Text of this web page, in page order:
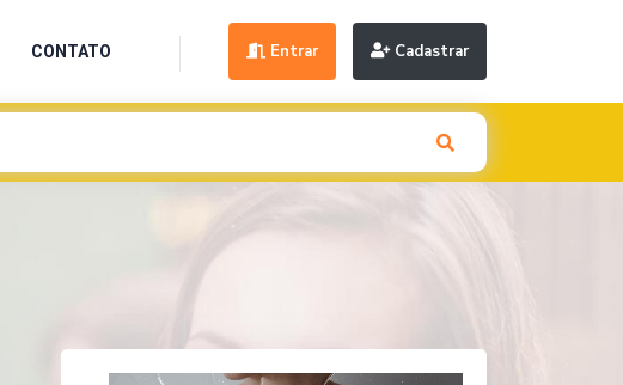
CONTATO Entrar Cadastrar